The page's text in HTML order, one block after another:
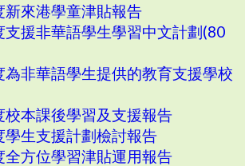
來港學童津貼報告
援非華語學生學習中文計劃(80
非華語學生提供的教育支援學校
本課後學習及支援報告
生支援計劃檢討報告
方位學習津貼運用報告